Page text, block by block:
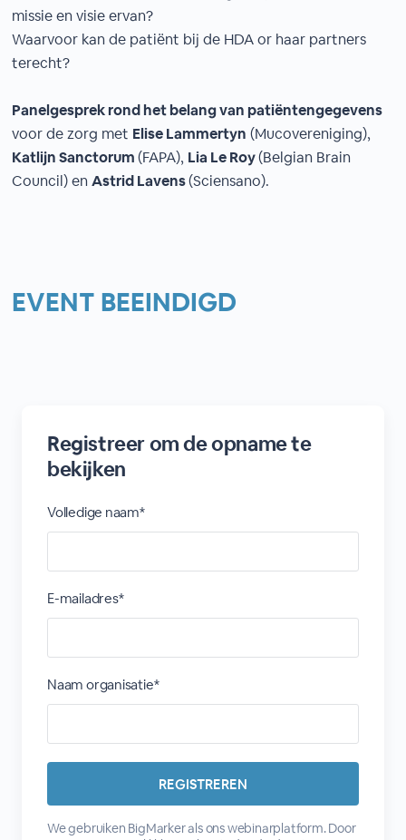
missie en visie ervan?
Waarvoor kan de patiënt bij de HDA or haar partners
terecht?
Panelgesprek rond het belang van patiëntengegevens
voor de zorg met Elise Lammertyn (Mucovereniging),
Katlijn Sanctorum(FAPA), Lia Le Roy(Belgian Brain
Council) enAstrid Lavens(Sciensano).
EVENT BEEINDIGD
Registreer om de opname te
bekijken
Volledige naam*
E-mailadres*
Naam organisatie*
We gebruiken BigMarker als ons webinarplatform. Door